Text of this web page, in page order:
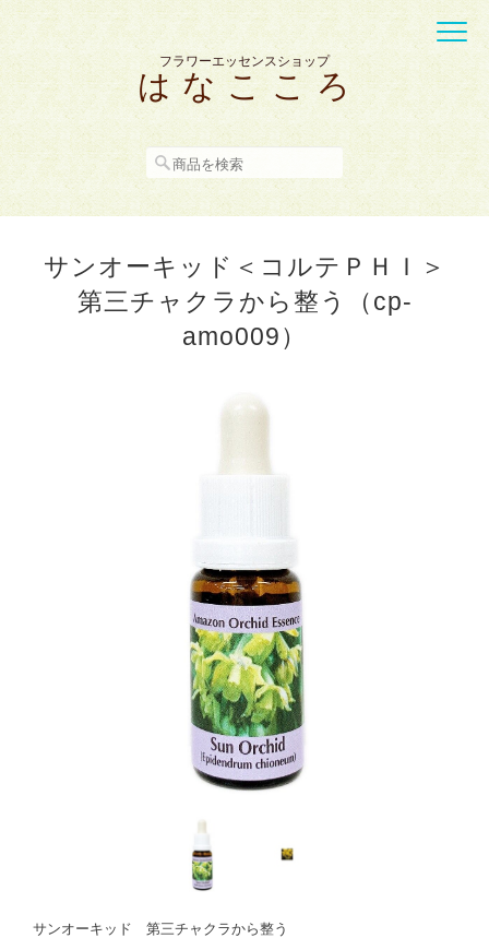
フラワーエッセンスショップ
は な こ こ ろ
サンオーキッド＜コルテＰＨＩ＞
第三チャクラから整う（cp-
amo009）
サンオーキッド 第三チャクラから整う